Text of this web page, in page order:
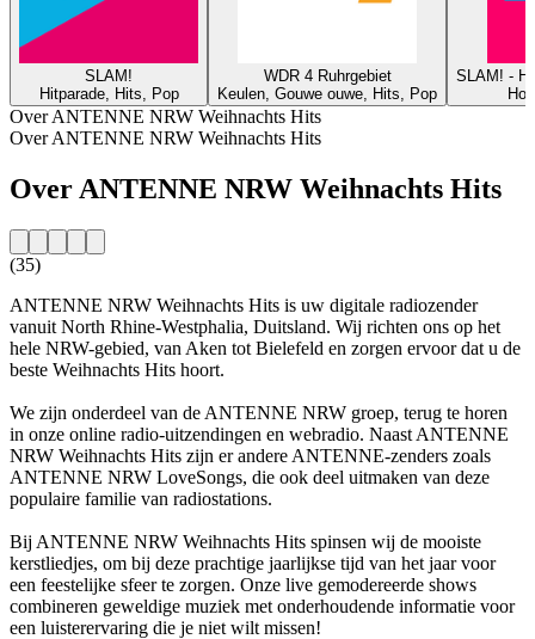
SLAM!
Hitparade, Hits, Pop
WDR 4 Ruhrgebiet
Keulen, Gouwe ouwe, Hits, Pop
SLAM! -
Over ANTENNE NRW Weihnachts Hits
Over ANTENNE NRW Weihnachts Hits
Over ANTENNE NRW Weihnachts Hits
(35)
ANTENNE NRW Weihnachts Hits is uw digitale radiozender
vanuit North Rhine-Westphalia, Duitsland. Wij richten ons op het
hele NRW-gebied, van Aken tot Bielefeld en zorgen ervoor dat u de
beste Weihnachts Hits hoort.
We zijn onderdeel van de ANTENNE NRW groep, terug te horen
in onze online radio-uitzendingen en webradio. Naast ANTENNE
NRW Weihnachts Hits zijn er andere ANTENNE-zenders zoals
ANTENNE NRW LoveSongs, die ook deel uitmaken van deze
populaire familie van radiostations.
Bij ANTENNE NRW Weihnachts Hits spinsen wij de mooiste
kerstliedjes, om bij deze prachtige jaarlijkse tijd van het jaar voor
een feestelijke sfeer te zorgen. Onze live gemodereerde shows
combineren geweldige muziek met onderhoudende informatie voor
een luisterervaring die je niet wilt missen!